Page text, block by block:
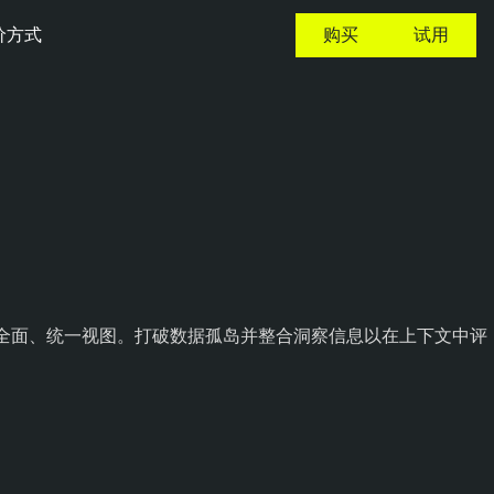
方式 购买 试用
、统一视图。打破数据孤岛并整合洞察信息以在上下文中评